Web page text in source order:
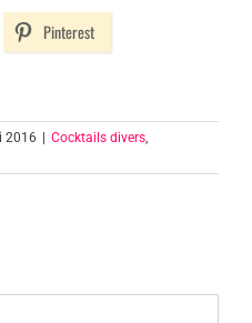
Pinterest
2016 Cocktails divers,